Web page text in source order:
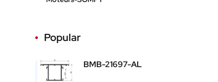
Popular
BMB-21697-AL